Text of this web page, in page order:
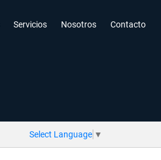
Servicios Nosotros Contacto
Select Language ▼